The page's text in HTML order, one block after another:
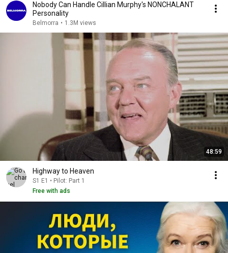
Nobody Can Handle Cillian Murphy's NONCHALANT
Personality
Belmorra • 1.3M views
48:59
Highway to Heaven
S1 E1 • Pilot: Part 1
Free with ads